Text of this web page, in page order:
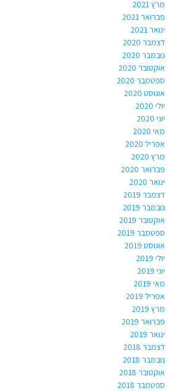
מרץ 2021
פברואר 2021
ינואר 2021
דצמבר 2020
נובמבר 2020
אוקטובר 2020
ספטמבר 2020
אוגוסט 2020
יולי 2020
יוני 2020
מאי 2020
אפריל 2020
מרץ 2020
פברואר 2020
ינואר 2020
דצמבר 2019
נובמבר 2019
אוקטובר 2019
ספטמבר 2019
אוגוסט 2019
יולי 2019
יוני 2019
מאי 2019
אפריל 2019
מרץ 2019
פברואר 2019
ינואר 2019
דצמבר 2018
נובמבר 2018
אוקטובר 2018
ספטמבר 2018